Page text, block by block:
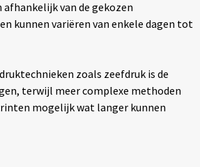
van de gekozen
kunnen variëren van enkele dagen tot
zoals zeefdruk is de
terwijl meer complexe methoden
mogelijk wat langer kunnen